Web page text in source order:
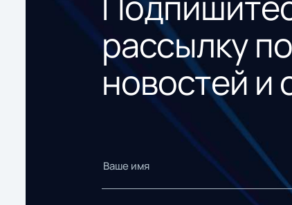
рассылку
новостей и